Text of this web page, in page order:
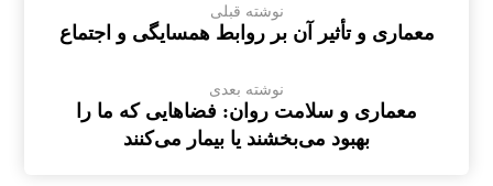
نوشته قبلی
معماری و تأثیر آن بر روابط همسایگی و اجتماع
نوشته بعدی
معماری و سلامت روان: فضاهایی که ما را
بهبود می‌بخشند یا بیمار می‌کنند